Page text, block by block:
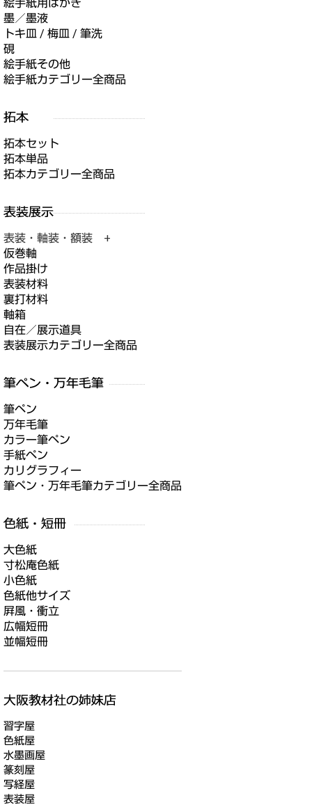
絵手紙用はがき
墨／墨液
トキ皿 / 梅皿 / 筆洗
硯
絵手紙その他
絵手紙カテゴリー全商品
拓本セット
拓本単品
拓本カテゴリー全商品
表装・軸装・額装 +
仮巻軸
作品掛け
表装材料
裏打材料
軸箱
自在／展示道具
表装展示カテゴリー全商品
筆ペン
万年毛筆
カラー筆ペン
手紙ペン
カリグラフィー
筆ペン・万年毛筆カテゴリー全商品
大色紙
寸松庵色紙
小色紙
色紙他サイズ
屛風・衝立
広幅短冊
並幅短冊
習字屋
色紙屋
水墨画屋
篆刻屋
写経屋
表装屋